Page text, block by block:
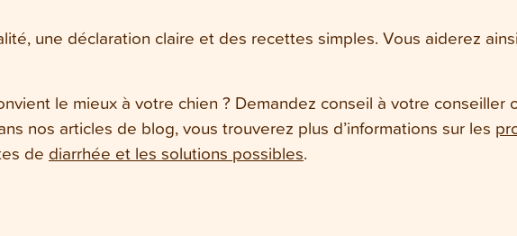
une déclaration claire et des recettes simples. Vous aiderez
le mieux à votre chien ? Demandez conseil à votre conseiller
nos articles de blog, vous trouverez plus d’informations sur les
de diarrhée et les solutions possibles.